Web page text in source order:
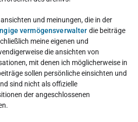
und meinungen, die in der
vermögensverwalter die beiträge
meine eigenen und
die ansichten von
mit denen ich möglicherweise in
sollen persönliche einsichten und
sind nicht als offizielle
der angeschlossenen